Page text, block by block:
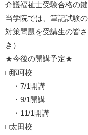
介護福祉士受験合格の鍵
当学院では、筆記試験
対策問題を受講生の皆
き）
★今後の開講予定★
□那珂校
・7/1開講
・9/1開講
・11/1開講
□太田校